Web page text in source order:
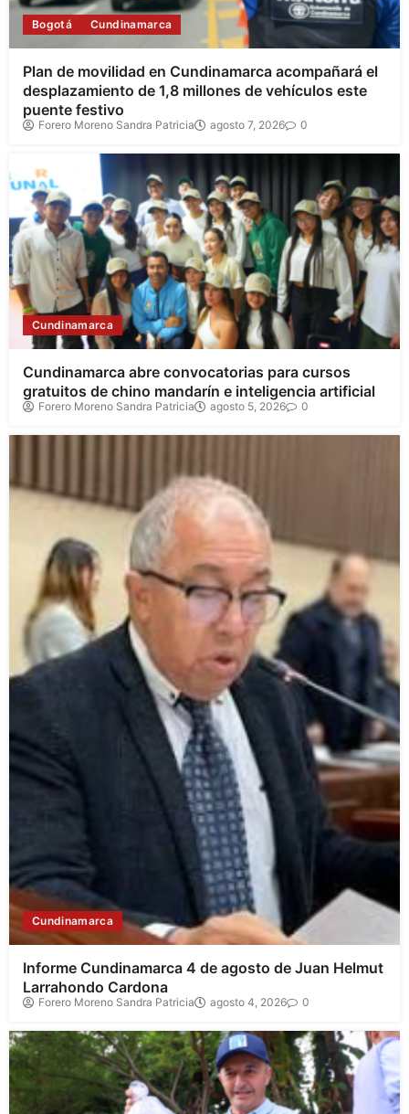
Bogotá Cundinamarca
Plan de movilidad en Cundinamarca acompañará el
desplazamiento de 1,8 millones de vehículos este
puente festivo
Forero Moreno Sandra Patricia agosto 7, 2026 0
Cundinamarca
Cundinamarca abre convocatorias para cursos
gratuitos de chino mandarín e inteligencia artificial
Forero Moreno Sandra Patricia agosto 5, 2026 0
Cundinamarca
Informe Cundinamarca 4 de agosto de Juan Helmut
Larrahondo Cardona
Forero Moreno Sandra Patricia agosto 4, 2026 0